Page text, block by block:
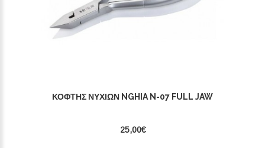
ΚΌΦΤΗΣ ΝΥΧΙΏΝ NGHIA N-07 FULL JAW
25,00€